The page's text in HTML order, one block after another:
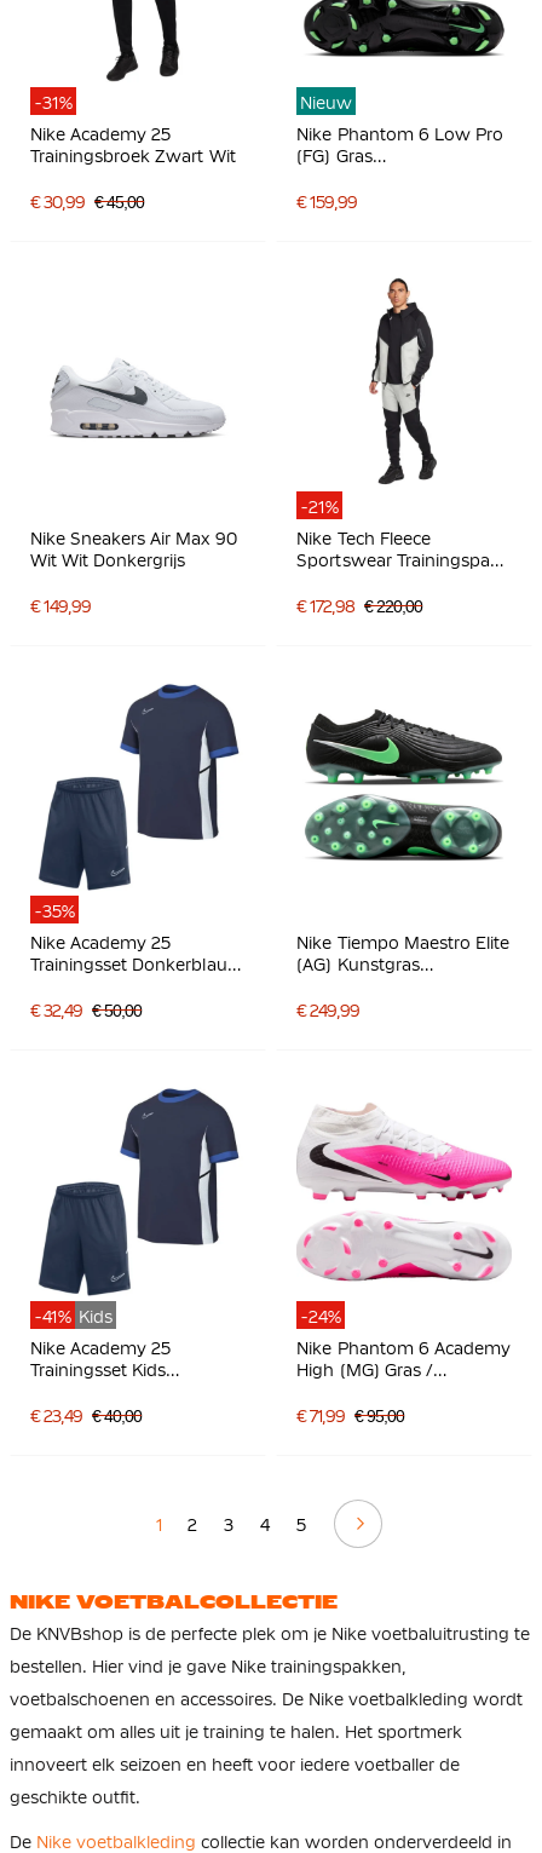
-31%
Nike Academy 25
Trainingsbroek Zwart Wit
€ 30,99 € 45,00
Nieuw
Nike Phantom 6 Low Pro
(FG) Gras
Felgroen
€ 159,99
Nike Sneakers Air Max 90
Wit Wit Donkergrijs
€ 149,99
-21%
Nike Tech Fleece
Sportswear Trainingspak
€ 172,98 € 220,00
-35%
Nike Academy 25
Trainingsset Donkerblauw
€ 32,49 € 50,00
Nike Tiempo Maestro Elite
(AG) Kunstgras
Felgroen Zilvergrijs
€ 249,99
-41% Kids
Nike Academy 25
Trainingsset Kids
€ 23,49 € 40,00
-24%
Nike Phantom 6 Academy
High (MG) Gras /
Voetbalschoenen Wit
€ 71,99 € 95,00
1 2 3 4 5 Volgende
NIKE VOETBALCOLLECTIE
De KNVBshop is de perfecte plek om je Nike voetbaluitrusting te
bestellen. Hier vind je gave Nike trainingspakken,
voetbalschoenen en accessoires. De Nike voetbalkleding wordt
gemaakt om alles uit je training te halen. Het sportmerk
innoveert elk seizoen en heeft voor iedere voetballer de
geschikte outfit.
De Nike voetbalkleding collectie kan worden onderverdeeld in